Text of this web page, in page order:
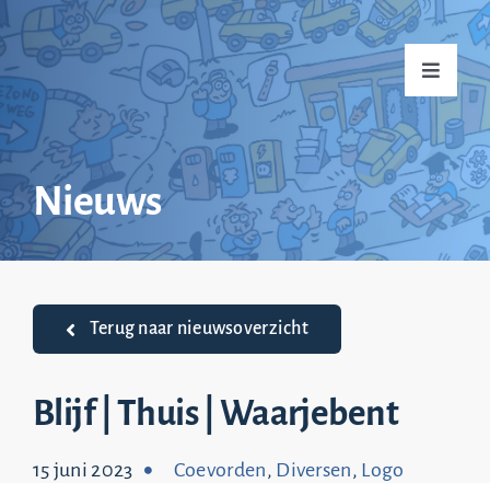
naar
inhoud
Toggle
Home
Over mij
Praktijkvoorbeelden
Nieuws
Top 20
Nieuws
Terug naar nieuwsoverzicht
Blijf | Thuis | Waarjebent
15 juni 2023 Coevorden, Diversen, Logo